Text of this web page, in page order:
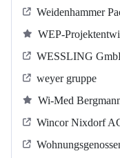
Weidenhammer
WEP-
WESSLING
weyer gruppe
Wi-Med
Wincor Nixdorf